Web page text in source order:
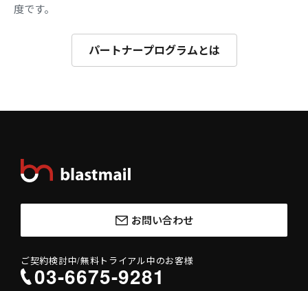
度です。
パートナープログラムとは
お問い合わせ
ご契約検討中/無料トライアル中のお客様
03-6675-9281